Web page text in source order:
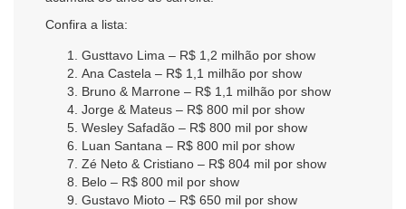
Confira a lista:
Gusttavo Lima – R$ 1,2 milhão por show
Ana Castela – R$ 1,1 milhão por show
Bruno & Marrone – R$ 1,1 milhão por show
Jorge & Mateus – R$ 800 mil por show
Wesley Safadão – R$ 800 mil por show
Luan Santana – R$ 800 mil por show
Zé Neto & Cristiano – R$ 804 mil por show
Belo – R$ 800 mil por show
Gustavo Mioto – R$ 650 mil por show